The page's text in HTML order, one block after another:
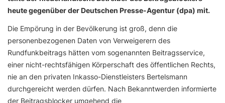
heute gegenüber der Deutschen Presse-Agentur (dpa) mit.
Die Empörung in der Bevölkerung ist groß, denn die
personenbezogenen Daten von Verweigerern des
Rundfunkbeitrags hätten vom sogenannten Beitragsservice,
einer nicht-rechtsfähigen Körperschaft des öffentlichen Rechts,
nie an den privaten Inkasso-Dienstleisters Bertelsmann
durchgereicht werden dürfen. Nach Bekanntwerden informierte
der Beitragsblocker umgehend die